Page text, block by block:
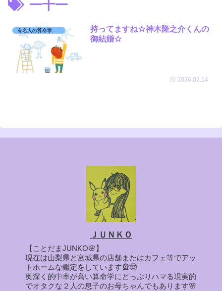
一十一
有名人の算命学日記☆
持ってますね☆神木隆之介くんの
御結婚☆
2026.02.14
ＪＵＮＫＯ
【ことだまJUNKO🌸】
現在は山梨県と宮城県の店舗またはカフェ等でアッ
トホームな鑑定をしています🎡🤠
奥深く的中率が高い算命学にどっぷりハマる現実的
でオタクな２人の息子のお母ちゃんでもあります🌸